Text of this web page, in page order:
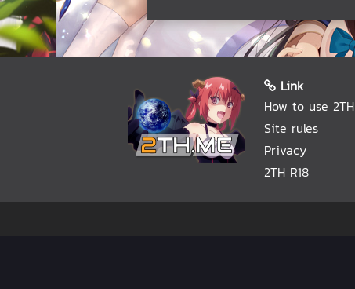
Link
How to use 2TH
Site rules
Privacy
2TH R18